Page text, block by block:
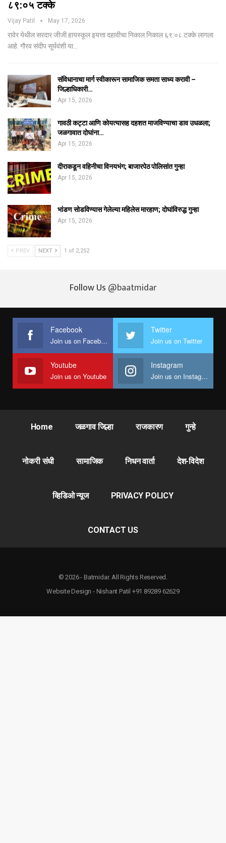
८९:०५ टक्के
Vijay Patil May 17, 2026
रावेर येथील सरदार जीजी हायस्कूल इयत्ता दहावीचा निकाल निकाल ६९:०८ टक्के लागला
आहे. गौरव संदीप सूर्यवंशी या…
संविधानाचा मार्ग स्वीकारून सामाजिक समता साध्य करावी –
जिल्हाधिकारी…
Apr 15, 2026
गावठी कट्टा आणि कोयत्यासह दहशत माजविण्याचा डाव उधळला;
जळगावात दोघांना…
Apr 15, 2026
दीराकडून वहिनीचा विनयभंग; बाजारपेठ पोलिसांत गुन्हा
Apr 15, 2026
भांडण सोडविण्यास गेलेल्या महिलेस मारहाण; दोघांविरुद्ध गुन्हा
Apr 15, 2026
PREV NEXT 1 of 2,252
Follow Us @baatmidar
Facebook
Join us on Facebook
Twitter
Join us on Twitter
Youtube
Join us on Youtube
Instagram
Join us on Instagram
Home जळगाव जिल्हा राजकारण गुन्हे
नोकरी संधी सामाजिक निधन वार्ता देश-विदेश
व्हिडिओ न्यूज PRIVACY POLICY
CONTACT US
© 2026 - Batmidar. All Rights Reserved.
Website Design - Nishant Patil +91 89289 62629